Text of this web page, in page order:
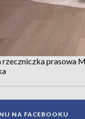
rzeczniczka prasowa
NA FACEBOOKU